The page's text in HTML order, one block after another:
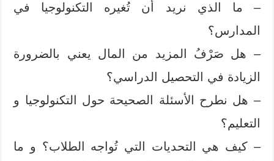
– ما الذي نريد أن تُغيره التكنولوجيا في
المدارس؟
– هل صَرْفُ المزيد من المال يعني بالضرورة
الزيادة في التحصيل الدراسي؟
– هل نطرح الأسئلة الصحيحة حول التكنولوجيا و
التعليم؟
– كيف هي التحديات التي تُواجه الطلاب؟ و ما